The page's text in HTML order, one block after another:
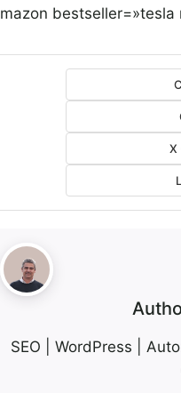
bestseller=»tesla
X
SEO | WordPress |